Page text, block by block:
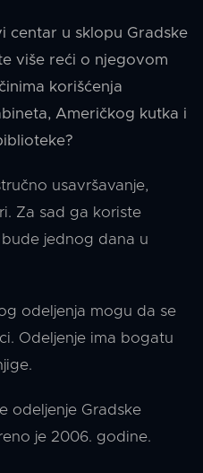
centar u sklopu Gradske
više reći o njegovom
korišćenja
Američkog kutka i
usavršavanje,
Za sad ga koriste
jednog dana u
odeljenja mogu da se
Odeljenje ima bogatu
odeljenje Gradske
je 2006. godine.